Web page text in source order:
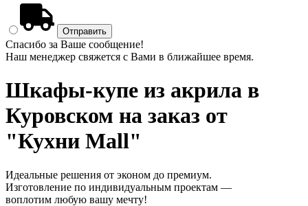
Спасибо за Ваше сообщение!
Наш менеджер свяжется с Вами в ближайшее время.
Шкафы-купе из акрила в
Куровском на заказ от
"Кухни Mall"
Идеальные решения от эконом до премиум.
Изготовление по индивидуальным проектам —
воплотим любую вашу мечту!